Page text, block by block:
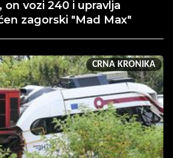
on vozi 240 i upravlja
zagorski "Mad Max"
CRNA KRONIKA